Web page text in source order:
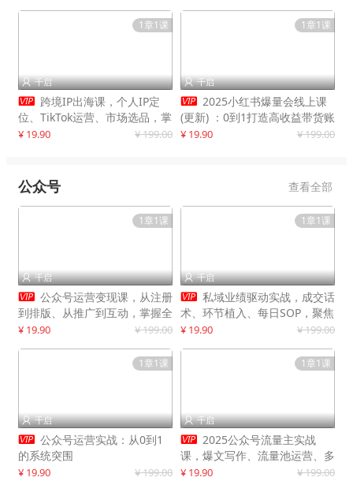
1章1课
 千启
 跨境IP出海课，个人IP定
位、TikTok运营、市场选品，掌
握核心闭环，实现月入1万美金
¥ 19.90 ¥ 199.00
1章1课
 千启
 2025小红书爆量会线上课
(更新) ：0到1打造高收益带货账
号，靠小红书带货年入100w？
¥ 19.90 ¥ 199.00
公众号 查看全部
1章1课
 千启
 公众号运营变现课，从注册
到排版、从推广到互动，掌握全
流程，开启个人品牌月入
¥ 19.90 ¥ 199.00
1章1课
 千启
 私域业绩驱动实战，成交话
术、环节植入、每日SOP，聚焦
增长，驱动营收持续突破
¥ 19.90 ¥ 199.00
1章1课
 千启
 公众号运营实战：从0到1
的系统突围
¥ 19.90 ¥ 199.00
1章1课
 千启
 2025公众号流量主实战
课，爆文写作、流量池运营、多
平台分发，新手日入千元月赚5
¥ 19.90 ¥ 199.00